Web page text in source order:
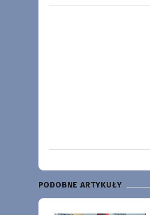
PODOBNE ARTYKUŁY